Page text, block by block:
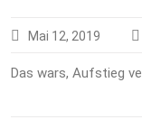
Mai 12, 2019
Das wars, Aufstieg